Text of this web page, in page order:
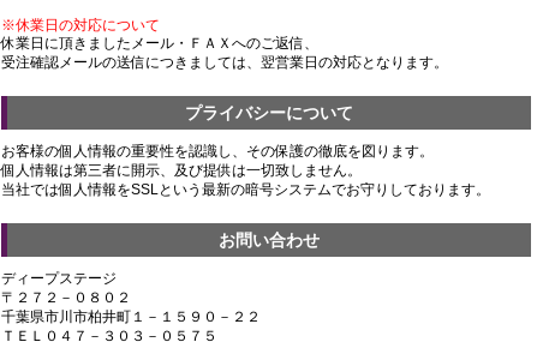
※休業日の対応について
休業日に頂きましたメール・ＦＡＸへのご返信、
受注確認メールの送信につきましては、翌営業日の対応となります。
プライバシーについて
お客様の個人情報の重要性を認識し、その保護の徹底を図ります。
個人情報は第三者に開示、及び提供は一切致しません。
当社では個人情報をSSLという最新の暗号システムでお守りしております。
お問い合わせ
ディープステージ
〒２７２－０８０２
千葉県市川市柏井町１－１５９０－２２
ＴＥＬ０４７－３０３－０５７５